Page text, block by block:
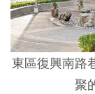
東區復興南路
聚